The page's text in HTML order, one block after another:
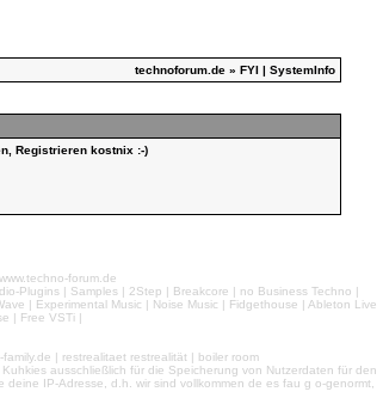
technoforum.de » FYI | SystemInfo
Registrieren kostnix :-)
forum.de
Plugins | Samples | 2Step | Breakcore | no Business Techno |
| Experimental Music | Noise Music | Fidgethouse | Ableton Live
| Free VSTi |
| restrealitaet restrealität | boiler room
ausschließlich für die Speicherung von Nutzerdaten für den
IP-Adresse, d.h. wir sind vollkommen de es fau g o-genormt,